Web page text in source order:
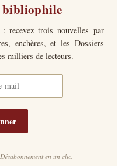
recevez trois nouvelles par
enchères, et les Dossiers
milliers de lecteurs.
en un clic.